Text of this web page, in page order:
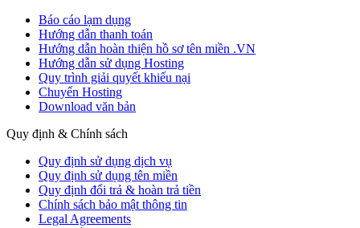
Báo cáo lạm dụng
Hướng dẫn thanh toán
Hướng dẫn hoàn thiện hồ sơ tên miền .VN
Hướng dẫn sử dụng Hosting
Quy trình giải quyết khiếu nại
Chuyển Hosting
Download văn bản
Quy định & Chính sách
Quy định sử dụng dịch vụ
Quy định sử dụng tên miền
Quy định đổi trả & hoàn trả tiền
Chính sách bảo mật thông tin
Legal Agreements